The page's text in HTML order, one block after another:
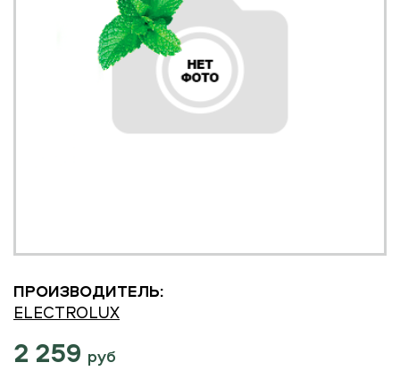
ПРОИЗВОДИТЕЛЬ:
ELECTROLUX
2 259 руб